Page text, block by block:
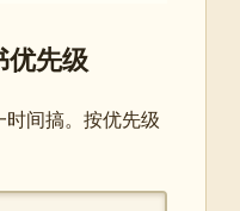
优先级
间搞。按优先级